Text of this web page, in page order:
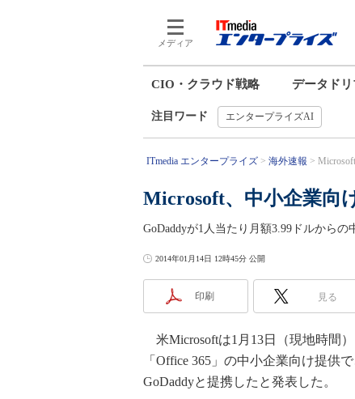
メディア
CIO・クラウド戦略 データド
注目ワード エンタープライズAI
ITmedia エンタープライズ 海外速報
Microsoft、中小企業向
GoDaddyが1人当たり月額3.99ドルから
2014年01月14日 12時45分 公開
印刷 見る
米Microsoftは1月13日（現地時間
「Office 365」の中小企業向け提供
GoDaddyと提携したと発表した。